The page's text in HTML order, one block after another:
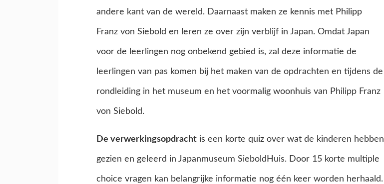
andere kant van de wereld. Daarnaast maken ze kennis met Philipp
Franz von Siebold en leren ze over zijn verblijf in Japan. Omdat Japan
voor de leerlingen nog onbekend gebied is, zal deze informatie de
leerlingen van pas komen bij het maken van de opdrachten en tijdens de
rondleiding in het museum en het voormalig woonhuis van Philipp Franz
von Siebold.
De verwerkingsopdrachtis een korte quiz over wat de kinderen hebben
gezien en geleerd in Japanmuseum SieboldHuis. Door 15 korte multiple
choice vragen kan belangrijke informatie nog één keer worden herhaald.